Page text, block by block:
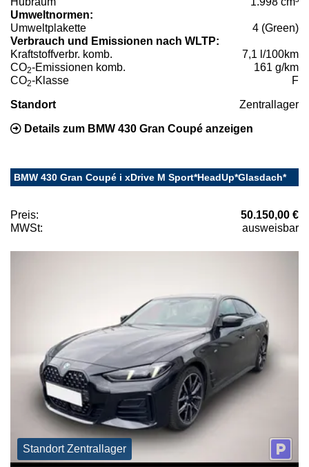
Umweltnormen:
Umweltplakette
4 (Green)
Verbrauch und Emissionen nach WLTP:
Kraftstoffverbr. komb.
7,1 l/100km
CO2-Emissionen komb.
161 g/km
CO2-Klasse F
Standort Zentrallager
Details zum BMW 430 Gran Coupé anzeigen
BMW 430 Gran Coupé i xDrive M Sport*HeadUp*Glasdach*
Preis:
50.150,00 €
MWSt:
ausweisbar
Standort Zentrallager